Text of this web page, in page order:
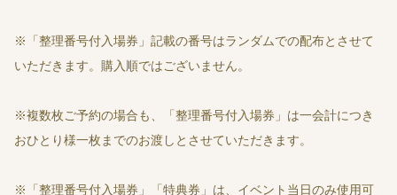
※「整理番号付入場券」記載の番号はランダムでの配布とさせて
いただきます。購入順ではございません。
※複数枚ご予約の場合も、「整理番号付入場券」は一会計につき
おひとり様一枚までのお渡しとさせていただきます。
※「整理番号付入場券」「特典券」は、イベント当日のみ使用可